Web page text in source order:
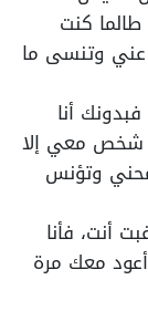
كنت
عني وتنسى ما
أنا
شخص معي إلا
وتؤنس
أنت، فأنا
معك مرة